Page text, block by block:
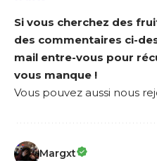
Si vous cherchez des
des commentaires ci-
mail entre-vous pour
vous manque !
Vous pouvez aussi nous
Margxt